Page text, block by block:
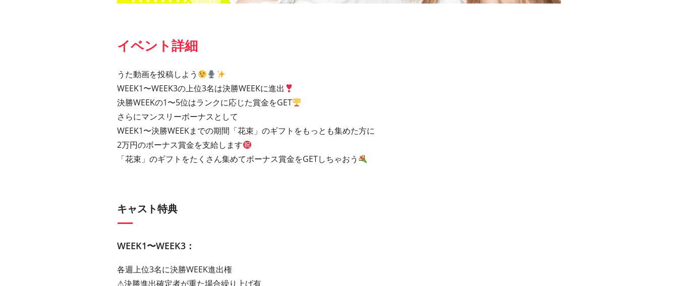
イベント詳細
うた動画を投稿しよう
WEEK1〜WEEK3の上位3名は決勝WEEKに進出
決勝WEEKの1〜5位はランクに応じた賞金をGET
さらにマンスリーボーナスとして
WEEK1〜決勝WEEKまでの期間「花束」のギフトをもっとも集めた方に
2万円のボーナス賞金を支給します
「花束」のギフトをたくさん集めてボーナス賞金をGETしちゃおう
キャスト特典
WEEK1〜WEEK3：
各週上位3名に決勝WEEK進出権
⚠︎決勝進出確定者が重た場合繰り上げ有